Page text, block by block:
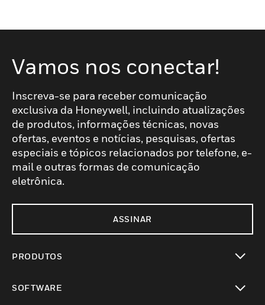
Vamos nos conectar!
Inscreva-se para receber comunicação
exclusiva da Honeywell, incluindo atualizações
de produtos, informações técnicas, novas
ofertas, eventos e notícias, pesquisas, ofertas
especiais e tópicos relacionados por telefone, e-
mail e outras formas de comunicação
eletrônica.
ASSINAR
PRODUTOS
SOFTWARE